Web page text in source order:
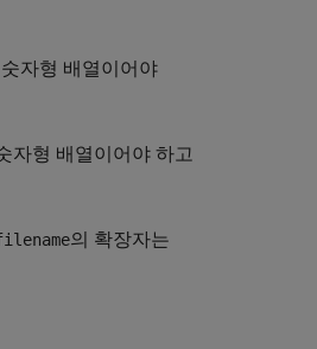
자형 배열이어야
자형 배열이어야 하고
의 확장자는